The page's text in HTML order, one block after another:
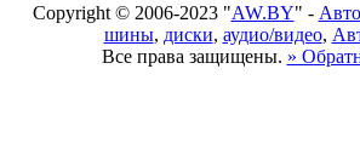
Copyright © 2006-2023 "AW.BY" -
шины, диски, аудио/видео,
Все права защищены. »